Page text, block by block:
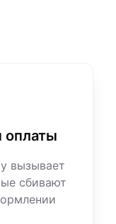
вызывает
сбивают